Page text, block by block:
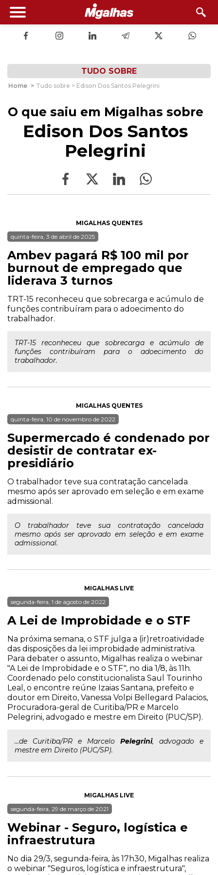
TUDO SOBRE
Home > Tudo sobre > Edison Dos Santos Pelegrini
O que saiu em Migalhas sobre
Edison Dos Santos
Pelegrini
MIGALHAS QUENTES
quinta-feira, 3 de abril de 2025
Ambev pagará R$ 100 mil por
burnout de empregado que
liderava 3 turnos
TRT-15 reconheceu que sobrecarga e acúmulo de
funções contribuíram para o adoecimento do
trabalhador.
TRT-15 reconheceu que sobrecarga e acúmulo de
funções contribuíram para o adoecimento do
trabalhador.
MIGALHAS QUENTES
quinta-feira, 10 de novembro de 2022
Supermercado é condenado por
desistir de contratar ex-
presidiário
O trabalhador teve sua contratação cancelada
mesmo após ser aprovado em seleção e em exame
admissional.
O trabalhador teve sua contratação cancelada
mesmo após ser aprovado em seleção e em exame
admissional.
MIGALHAS LIVE
segunda-feira, 1 de agosto de 2022
A Lei de Improbidade e o STF
Na próxima semana, o STF julga a (ir)retroatividade
das disposições da lei improbidade administrativa.
Para debater o assunto, Migalhas realiza o webinar
"A Lei de Improbidade e o STF", no dia 1/8, às 11h.
Coordenado pelo constitucionalista Saul Tourinho
Leal, o encontre reúne Izaias Santana, prefeito e
doutor em Direito, Vanessa Volpi Bellegard Palacios,
Procuradora-geral de Curitiba/PR e Marcelo
Pelegrini, advogado e mestre em Direito (PUC/SP).
...de Curitiba/PR e Marcelo Pelegrini, advogado e
mestre em Direito (PUC/SP).
MIGALHAS LIVE
segunda-feira, 29 de março de 2021
Webinar - Seguro, logística e
infraestrutura
No dia 29/3, segunda-feira, às 17h30, Migalhas realiza
o webinar "Seguros, logística e infraestrutura",